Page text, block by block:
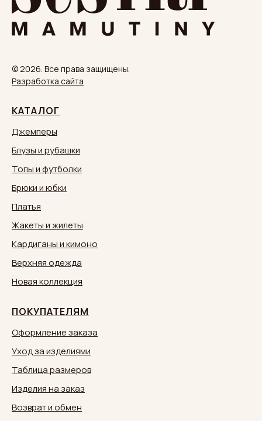
© 2026. Все права защищены.
Разработка сайта
КАТАЛОГ
Джемперы
Блузы и рубашки
Топы и футболки
Брюки и юбки
Платья
Жакеты и жилеты
Кардиганы и кимоно
Верхняя одежда
Новая коллекция
ПОКУПАТЕЛЯМ
Оформление заказа
Уход за изделиями
Таблица размеров
Изделия на заказ
Возврат и обмен